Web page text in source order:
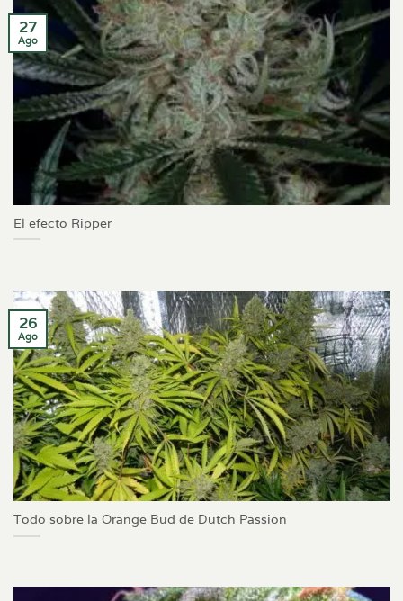
El efecto Ripper
27
Ago
Todo sobre la Orange Bud de Dutch Passion
26
Ago